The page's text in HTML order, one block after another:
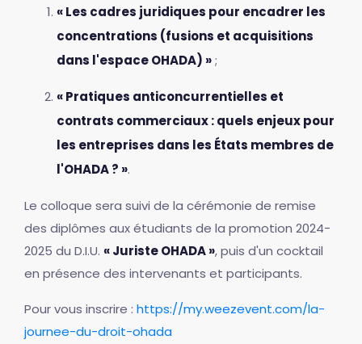
« Les cadres juridiques pour encadrer les
concentrations (fusions et acquisitions
dans l'espace OHADA) »;
« Pratiques anticoncurrentielles et
contrats commerciaux : quels enjeux pour
les entreprises dans les États membres de
l'OHADA ? ».
Le colloque sera suivi de la cérémonie de remise
des diplômes aux étudiants de la promotion 2024-
2025 du D.I.U. « Juriste OHADA », puis d'un cocktail
en présence des intervenants et participants.
Pour vous inscrire : https://my.weezevent.com/la-
journee-du-droit-ohada